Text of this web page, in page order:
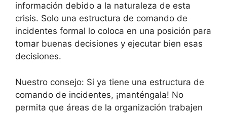
información debido a la naturaleza de esta
crisis. Solo una estructura de comando de
incidentes formal lo coloca en una posición para
tomar buenas decisiones y ejecutar bien esas
decisiones.
Nuestro consejo: Si ya tiene una estructura de
comando de incidentes, ¡manténgala! No
permita que áreas de la organización trabajen